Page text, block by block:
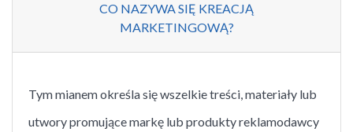
CO NAZYWA SIĘ KREACJĄ
MARKETINGOWĄ?
Tym mianem określa się wszelkie treści, materiały lub
utwory promujące markę lub produkty reklamodawcy